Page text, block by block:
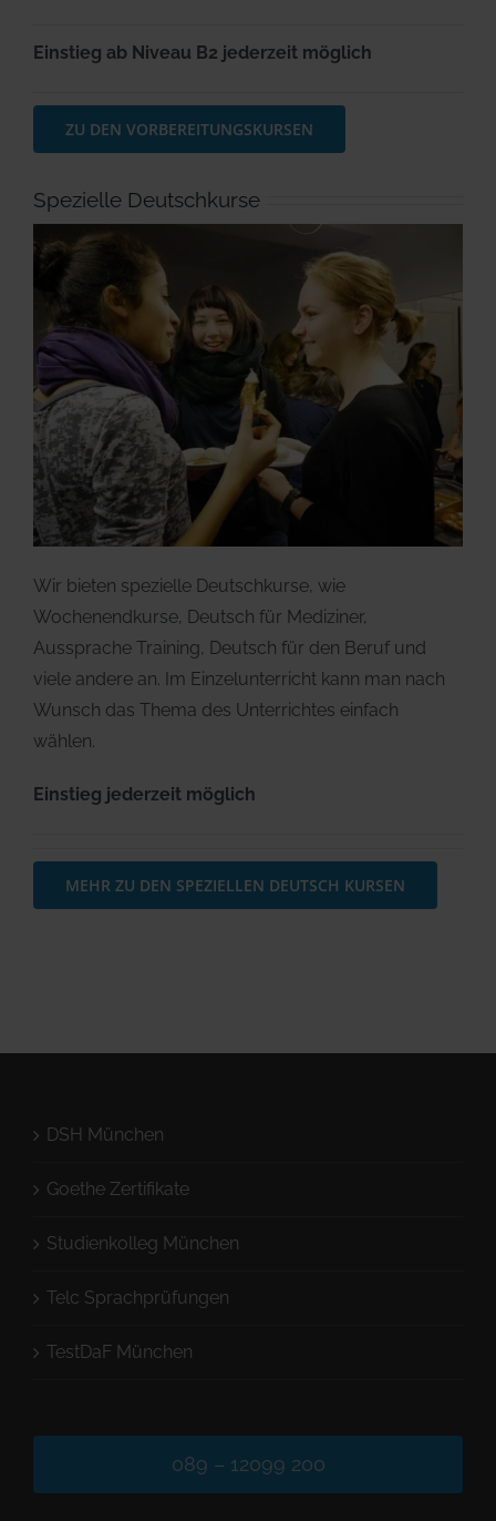
Einstieg ab Niveau B2 jederzeit möglich
ZU DEN VORBEREITUNGSKURSEN
Spezielle Deutschkurse
Wir bieten spezielle Deutschkurse, wie
Wochenendkurse, Deutsch für Mediziner,
Aussprache Training, Deutsch für den Beruf und
viele andere an. Im Einzelunterricht kann man nach
Wunsch das Thema des Unterrichtes einfach
wählen.
Einstieg jederzeit möglich
MEHR ZU DEN SPEZIELLEN DEUTSCH KURSEN
DSH München
Goethe Zertifikate
Studienkolleg München
Telc Sprachprüfungen
TestDaF München
089 – 12099 200